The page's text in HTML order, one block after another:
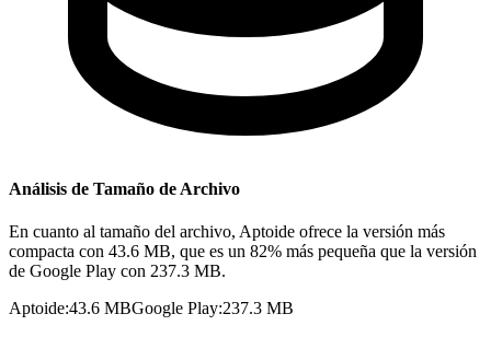
Análisis de Tamaño de Archivo
En cuanto al tamaño del archivo, Aptoide ofrece la versión más
compacta con 43.6 MB, que es un 82% más pequeña que la versión
de Google Play con 237.3 MB.
Aptoide:43.6 MBGoogle Play:237.3 MB